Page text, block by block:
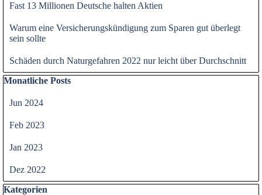
Fast 13 Millionen Deutsche halten Aktien
Warum eine Versicherungskündigung zum Sparen gut überlegt
sein sollte
Schäden durch Naturgefahren 2022 nur leicht über Durchschnitt
Block überspringen Monatliche Posts
Monatliche Posts
Jun 2024
Feb 2023
Jan 2023
Dez 2022
Block überspringen Kategorien
Kategorien